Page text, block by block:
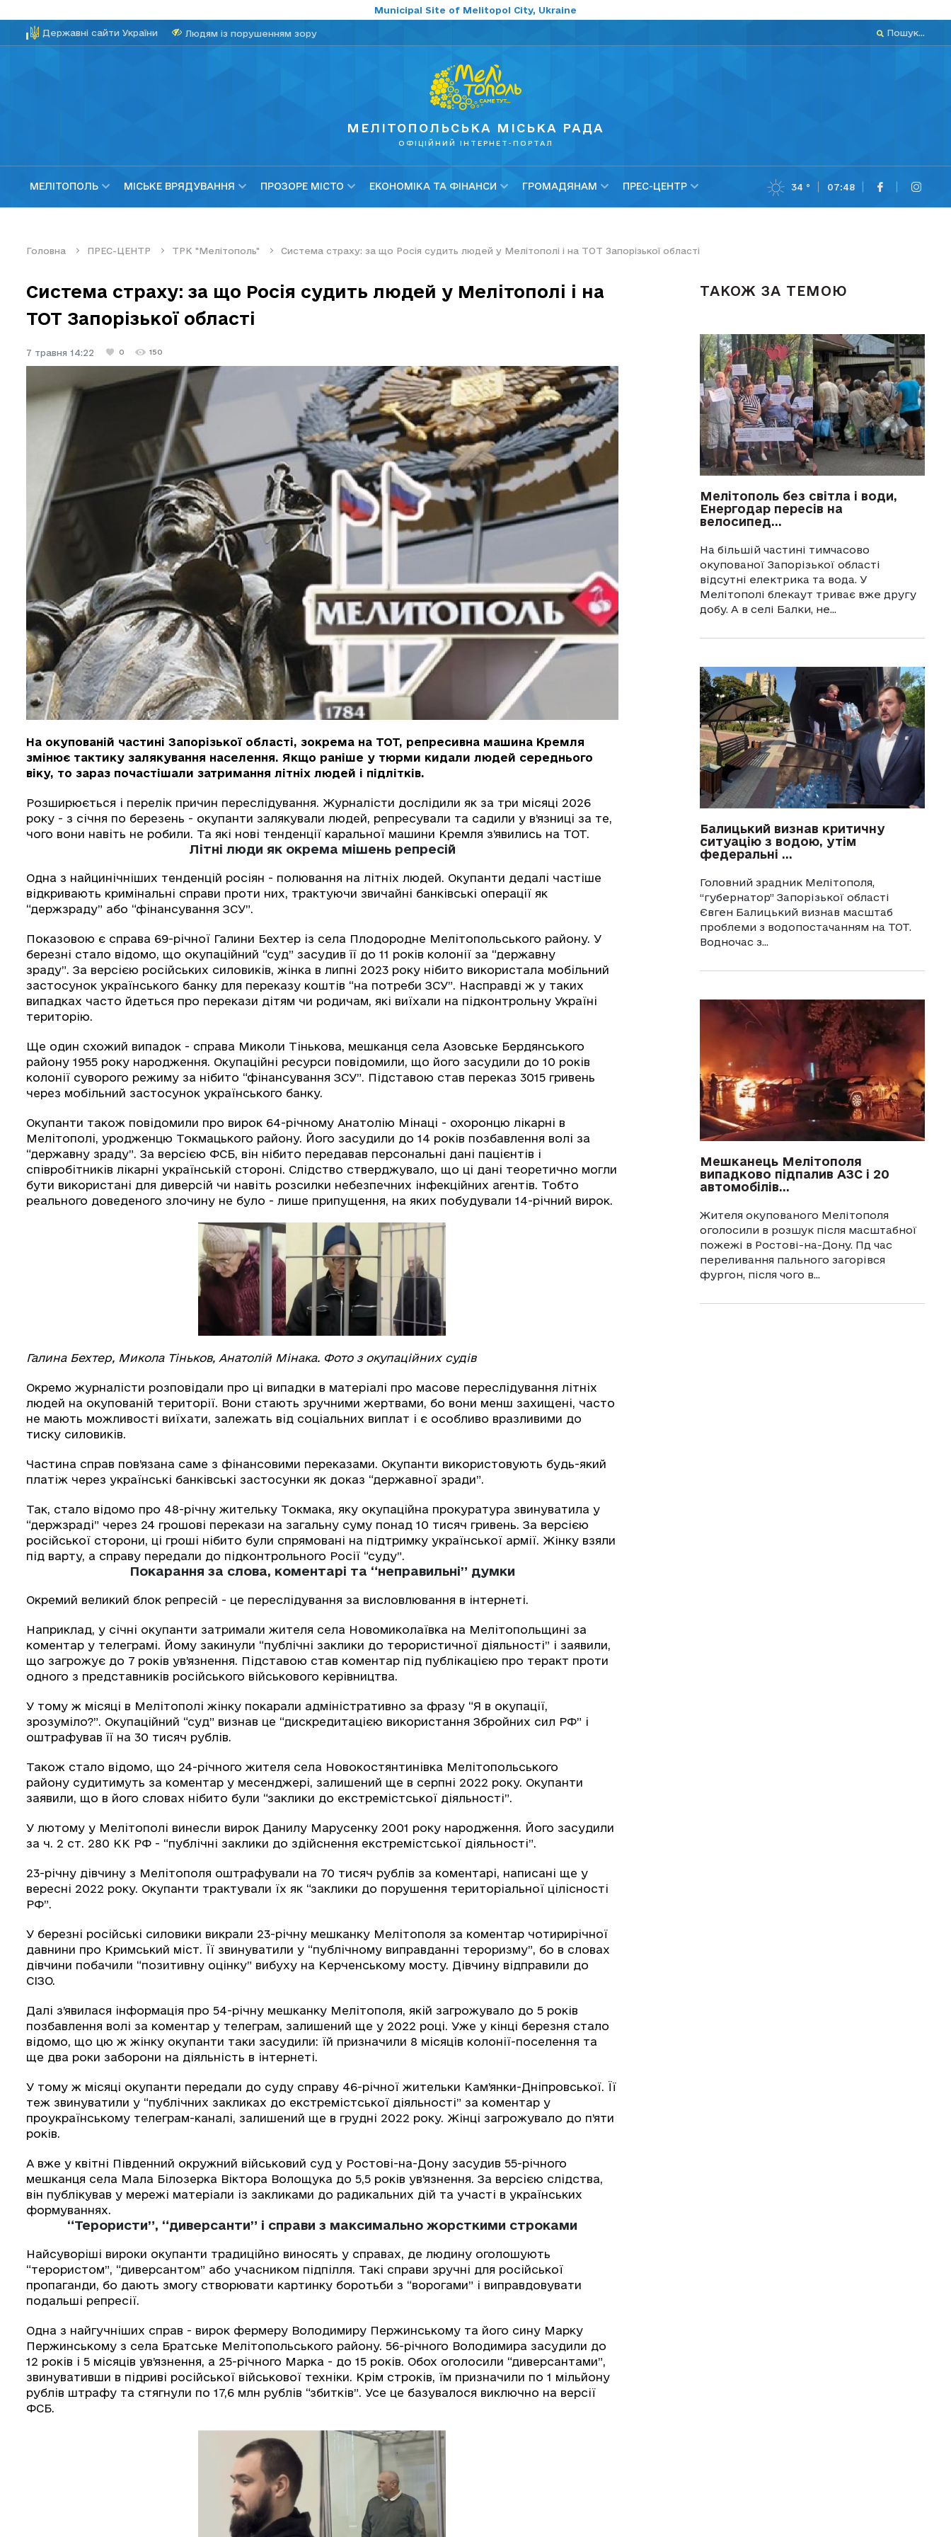
Municipal Site of Melitopol City, Ukraine
Державні сайти України Людям із порушенням зору Пошук...
МЕЛІТОПОЛЬСЬКА МІСЬКА РАДА
ОФІЦІЙНИЙ ІНТЕРНЕТ-ПОРТАЛ
МЕЛІТОПОЛЬ МІСЬКЕ ВРЯДУВАННЯ ПРОЗОРЕ МІСТО ЕКОНОМІКА ТА ФІНАНСИ ГРОМАДЯНАМ ПРЕС-ЦЕНТР 34 ° 07:48
Головна ПРЕС-ЦЕНТР ТРК "Мелітополь" Система страху: за що Росія судить людей у Мелітополі і на ТОТ Запорізької області
Система страху: за що Росія судить людей у Мелітополі і на
ТОТ Запорізької області
7 травня 14:22 0 150
На окупованій частині Запорізької області, зокрема на ТОТ, репресивна машина Кремля
змінює тактику залякування населення. Якщо раніше у тюрми кидали людей середнього
віку, то зараз почастішали затримання літніх людей і підлітків.
Розширюється і перелік причин переслідування. Журналісти дослідили як за три місяці 2026
року - з січня по березень - окупанти залякували людей, репресували та садили у в’язниці за те,
чого вони навіть не робили. Та які нові тенденції каральної машини Кремля з’явились на ТОТ.
Літні люди як окрема мішень репресій
Одна з найцинічніших тенденцій росіян - полювання на літніх людей. Окупанти дедалі частіше
відкривають кримінальні справи проти них, трактуючи звичайні банківські операції як
“держзраду” або “фінансування ЗСУ”.
Показовою є справа 69-річної Галини Бехтер із села Плодородне Мелітопольського району. У
березні стало відомо, що окупаційний “суд” засудив її до 11 років колонії за “державну
зраду”. За версією російських силовиків, жінка в липні 2023 року нібито використала мобільний
застосунок українського банку для переказу коштів “на потреби ЗСУ”. Насправді ж у таких
випадках часто йдеться про перекази дітям чи родичам, які виїхали на підконтрольну Україні
територію.
Ще один схожий випадок - справа Миколи Тінькова, мешканця села Азовське Бердянського
району 1955 року народження. Окупаційні ресурси повідомили, що його засудили до 10 років
колонії суворого режиму за нібито “фінансування ЗСУ”. Підставою став переказ 3015 гривень
через мобільний застосунок українського банку.
Окупанти також повідомили про вирок 64-річному Анатолію Мінаці - охоронцю лікарні в
Мелітополі, уродженцю Токмацького району. Його засудили до 14 років позбавлення волі за
“державну зраду”. За версією ФСБ, він нібито передавав персональні дані пацієнтів і
співробітників лікарні українській стороні. Слідство стверджувало, що ці дані теоретично могли
бути використані для диверсій чи навіть розсилки небезпечних інфекційних агентів. Тобто
реального доведеного злочину не було - лише припущення, на яких побудували 14-річний вирок.
Галина Бехтер, Микола Тіньков, Анатолій Мінака. Фото з окупаційних судів
Окремо журналісти розповідали про ці випадки в матеріалі про масове переслідування літніх
людей на окупованій території. Вони стають зручними жертвами, бо вони менш захищені, часто
не мають можливості виїхати, залежать від соціальних виплат і є особливо вразливими до
тиску силовиків.
Частина справ пов’язана саме з фінансовими переказами. Окупанти використовують будь-який
платіж через українські банківські застосунки як доказ “державної зради”.
Так, стало відомо про 48-річну жительку Токмака, яку окупаційна прокуратура звинуватила у
“держзраді” через 24 грошові перекази на загальну суму понад 10 тисяч гривень. За версією
російської сторони, ці гроші нібито були спрямовані на підтримку української армії. Жінку взяли
під варту, а справу передали до підконтрольного Росії “суду”.
Покарання за слова, коментарі та “неправильні” думки
Окремий великий блок репресій - це переслідування за висловлювання в інтернеті.
Наприклад, у січні окупанти затримали жителя села Новомиколаївка на Мелітопольщині за
коментар у телеграмі. Йому закинули “публічні заклики до терористичної діяльності” і заявили,
що загрожує до 7 років ув’язнення. Підставою став коментар під публікацією про теракт проти
одного з представників російського військового керівництва.
У тому ж місяці в Мелітополі жінку покарали адміністративно за фразу “Я в окупації,
зрозуміло?”. Окупаційний “суд” визнав це “дискредитацією використання Збройних сил РФ” і
оштрафував її на 30 тисяч рублів.
Також стало відомо, що 24-річного жителя села Новокостянтинівка Мелітопольського
району судитимуть за коментар у месенджері, залишений ще в серпні 2022 року. Окупанти
заявили, що в його словах нібито були “заклики до екстремістської діяльності”.
У лютому у Мелітополі винесли вирок Данилу Марусенку 2001 року народження. Його засудили
за ч. 2 ст. 280 КК РФ - “публічні заклики до здійснення екстремістської діяльності”.
23-річну дівчину з Мелітополя оштрафували на 70 тисяч рублів за коментарі, написані ще у
вересні 2022 року. Окупанти трактували їх як “заклики до порушення територіальної цілісності
РФ”.
У березні російські силовики викрали 23-річну мешканку Мелітополя за коментар чотирирічної
давнини про Кримський міст. Її звинуватили у “публічному виправданні тероризму”, бо в словах
дівчини побачили “позитивну оцінку” вибуху на Керченському мосту. Дівчину відправили до
СІЗО.
Далі з’явилася інформація про 54-річну мешканку Мелітополя, якій загрожувало до 5 років
позбавлення волі за коментар у телеграм, залишений ще у 2022 році. Уже у кінці березня стало
відомо, що цю ж жінку окупанти таки засудили: їй призначили 8 місяців колонії-поселення та
ще два роки заборони на діяльність в інтернеті.
У тому ж місяці окупанти передали до суду справу 46-річної жительки Кам’янки-Дніпровської. Її
теж звинуватили у “публічних закликах до екстремістської діяльності” за коментар у
проукраїнському телеграм-каналі, залишений ще в грудні 2022 року. Жінці загрожувало до п’яти
років.
А вже у квітні Південний окружний військовий суд у Ростові-на-Дону засудив 55-річного
мешканця села Мала Білозерка Віктора Волощука до 5,5 років ув’язнення. За версією слідства,
він публікував у мережі матеріали із закликами до радикальних дій та участі в українських
формуваннях.
“Терористи”, “диверсанти” і справи з максимально жорсткими строками
Найсуворіші вироки окупанти традиційно виносять у справах, де людину оголошують
“терористом”, “диверсантом” або учасником підпілля. Такі справи зручні для російської
пропаганди, бо дають змогу створювати картинку боротьби з “ворогами” і виправдовувати
подальші репресії.
Одна з найгучніших справ - вирок фермеру Володимиру Пержинському та його сину Марку
Пержинському з села Братське Мелітопольського району. 56-річного Володимира засудили до
12 років і 5 місяців ув’язнення, а 25-річного Марка - до 15 років. Обох оголосили “диверсантами”,
звинувативши в підриві російської військової техніки. Крім строків, їм призначили по 1 мільйону
рублів штрафу та стягнули по 17,6 млн рублів “збитків”. Усе це базувалося виключно на версії
ФСБ.
ТАКОЖ ЗА ТЕМОЮ
Мелітополь без світла і води,
Енергодар пересів на
велосипед...
На більшій частині тимчасово
окупованої Запорізької області
відсутні електрика та вода. У
Мелітополі блекаут триває вже другу
добу. А в селі Балки, не...
Балицький визнав критичну
ситуацію з водою, утім
федеральні ...
Головний зрадник Мелітополя,
“губернатор” Запорізької області
Євген Балицький визнав масштаб
проблеми з водопостачанням на ТОТ.
Водночас з...
Мешканець Мелітополя
випадково підпалив АЗС і 20
автомобілів...
Жителя окупованого Мелітополя
оголосили в розшук після масштабної
пожежі в Ростові-на-Дону. Пд час
переливання пального загорівся
фургон, після чого в...